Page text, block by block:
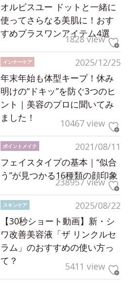
オルビスユー ドットと一緒に
使ってさらなる美肌に！おす
すめプラスワンアイテム4選
1828 view
2025/12/25
インナーケア
年末年始も体型キープ！休み
明けの“ドキッ”を防ぐ3つのヒ
ント｜美容のプロに聞いてみ
ました！
10467 view
2021/08/11
ポイントメイク
フェイスタイプの基本｜“似合
う”が見つかる16種類の顔印象
238957 view
2025/08/22
スキンケア
【30秒ショート動画】新・シ
ワ改善美容液「ザ リンクルセ
ラム」のおすすめの使い方っ
て？
5411 view